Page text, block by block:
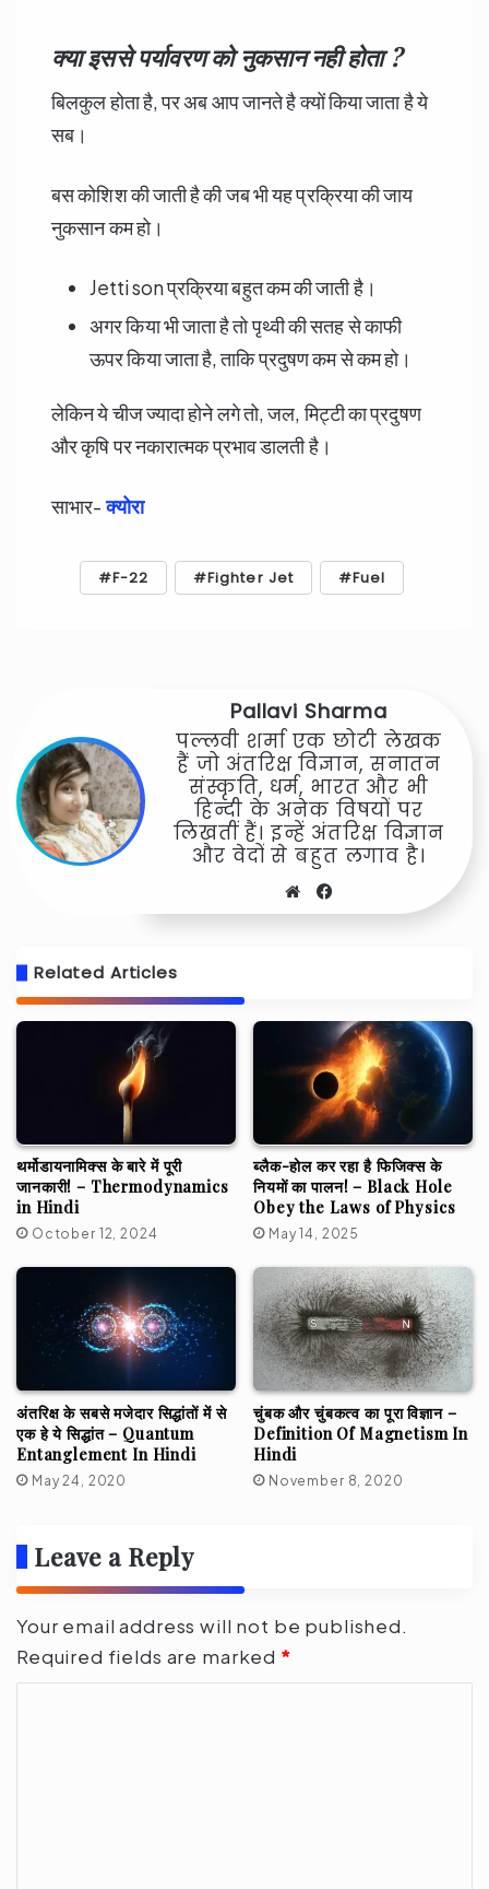
क्या इससे पर्यावरण को नुकसान नही होता ?
बिलकुल होता है, पर अब आप जानते है क्यों किया जाता है ये
सब।
बस कोशिश की जाती है की जब भी यह प्रक्रिया की जाय
नुकसान कम हो।
Jettison प्रक्रिया बहुत कम की जाती है।
अगर किया भी जाता है तो पृथ्वी की सतह से काफी
ऊपर किया जाता है, ताकि प्रदुषण कम से कम हो।
लेकिन ये चीज ज्यादा होने लगे तो, जल, मिट्टी का प्रदुषण
और कृषि पर नकारात्मक प्रभाव डालती है।
साभार-क्योरा
F-22 Fighter Jet Fuel
Pallavi Sharma
पल्लवी शर्मा एक छोटी लेखक
हैं जो अंतरिक्ष विज्ञान, सनातन
संस्कृति, धर्म, भारत और भी
हिन्दी के अनेक विषयों पर
लिखतीं हैं। इन्हें अंतरिक्ष विज्ञान
और वेदों से बहुत लगाव है।
Website
Related Articles
थर्मोडायनामिक्स के बारे में पूरी
जानकारी! – Thermodynamics
in Hindi
October 12, 2024
ब्लैक-होल कर रहा है फिजिक्स के
नियमों का पालन! – Black Hole
Obey the Laws of Physics
May 14, 2025
अंतरिक्ष के सबसे मजेदार सिद्धांतों में से
एक हे ये सिद्धांत – Quantum
Entanglement In Hindi
May 24, 2020
चुंबक और चुंबकत्व का पूरा विज्ञान –
Definition Of Magnetism In
Hindi
November 8, 2020
Leave a Reply
Your email address will not be published.
Required fields are marked *